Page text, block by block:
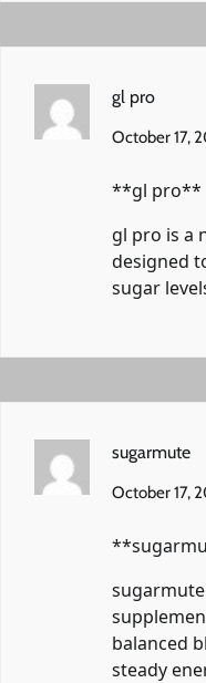
gl pro
October 17,
**gl pro**
gl pro is a
designed
sugar
sugarmute
October 17,
sugarmute
balanced
steady